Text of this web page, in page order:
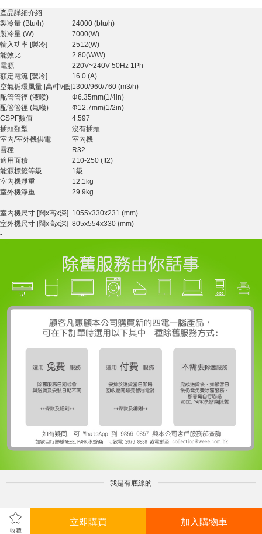
產品詳細介紹
製冷量 (Btu/h)
24000 (btu/h)
製冷量 (W)
7000(W)
輸入功率 [製冷]
2512(W)
能效比
2.80(W/W)
電源
220V~240V 50Hz 1Ph
額定電流 [製冷]
16.0 (A)
空氣循環風量 [高/中/低]1300/960/760 (m3/h)
配管管徑 (液喉)
Φ6.35mm(1/4in)
配管管徑 (氣喉)
Φ12.7mm(1/2in)
CSPF數值
4.597
插頭類型
沒有插頭
室內/室外機供電
室內機
雪種
R32
適用面積
210-250 (ft2)
能源標籤等級
1級
室內機淨重
12.1kg
室外機淨重
29.9kg
室內機尺寸 [闊x高x深] 1055x330x231 (mm)
室外機尺寸 [闊x高x深] 805x554x330 (mm)
-
我是有底線的
立即購買 加入購物車